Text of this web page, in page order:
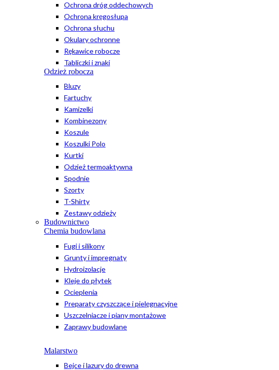
Ochrona dróg oddechowych
Ochrona kręgosłupa
Ochrona słuchu
Okulary ochronne
Rękawice robocze
Tabliczki i znaki
Odzież robocza
Bluzy
Fartuchy
Kamizelki
Kombinezony
Koszule
Koszulki Polo
Kurtki
Odzież termoaktywna
Spodnie
Szorty
T-Shirty
Zestawy odzieży
Budownictwo
Chemia budowlana
Fugi i silikony
Grunty i impregnaty
Hydroizolacje
Kleje do płytek
Ocieplenia
Preparaty czyszczące i pielęgnacyjne
Uszczelniacze i piany montażowe
Zaprawy budowlane
Malarstwo
Bejce i lazury do drewna